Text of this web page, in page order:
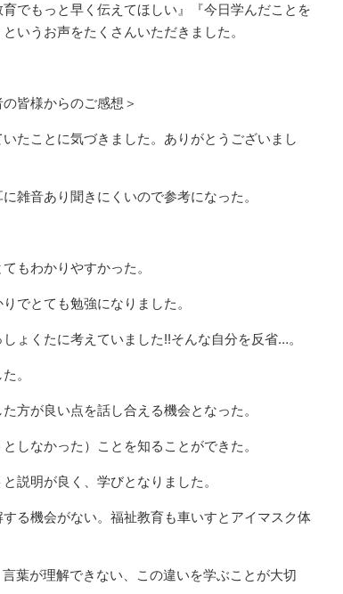
でもっと早く伝えてほしい』『今日学んだことを
いうお声をたくさんいただきました。
の皆様からのご感想＞
たことに気づきました。ありがとうございまし
雑音あり聞きにくいので参考になった。
もわかりやすかった。
でとても勉強になりました。
ょくたに考えていました!!そんな自分を反省…。
。
方が良い点を話し合える機会となった。
しなかった）ことを知ることができた。
説明が良く、学びとなりました。
る機会がない。福祉教育も車いすとアイマスク体
葉が理解できない、この違いを学ぶことが大切